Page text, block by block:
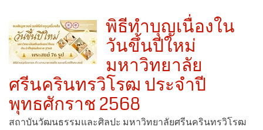
พิธีทำบุญเนื่องใน
วันขึ้นปีใหม่
มหาวิทยาลัย
ศรีนครินทรวิโรฒ ประจำปี
พุทธศักราช 2568
สถาบันวัฒนธรรมและศิลปะ มหาวิทยาลัยศรีนครินทรวิโรฒ